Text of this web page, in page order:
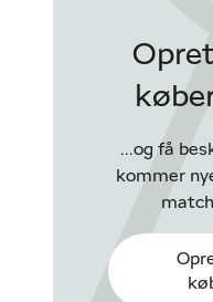
...og få
kommer